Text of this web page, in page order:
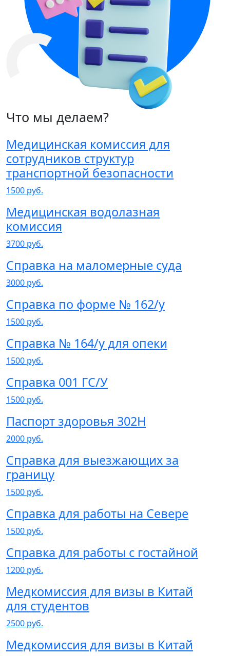
Что мы делаем?
Медицинская комиссия для
сотрудников структур
транспортной безопасности
1500 руб.
Медицинская водолазная
комиссия
3700 руб.
Справка на маломерные суда
3000 руб.
Справка по форме № 162/у
1500 руб.
Справка № 164/у для опеки
1500 руб.
Справка 001 ГС/У
1500 руб.
Паспорт здоровья 302Н
2000 руб.
Справка для выезжающих за
границу
1500 руб.
Справка для работы на Севере
1500 руб.
Справка для работы с гостайной
1200 руб.
Медкомиссия для визы в Китай
для студентов
2500 руб.
Медкомиссия для визы в Китай